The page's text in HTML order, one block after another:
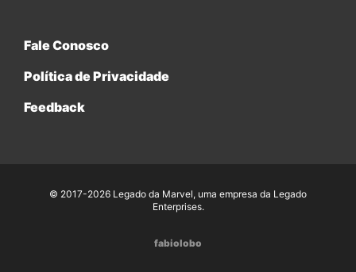
Fale Conosco
Política de Privacidade
Feedback
© 2017-2026 Legado da Marvel, uma empresa da Legado
Enterprises.
fabiolobo